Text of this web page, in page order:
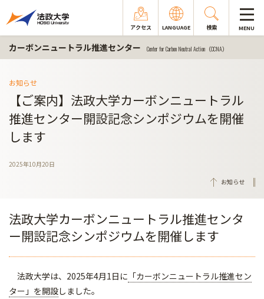
アクセス LANGUAGE 検索 MENU
カーボンニュートラル推進センター Center for Carbon Neutral Action（CCNA）
お知らせ
【ご案内】法政大学カーボンニュートラル
推進センター開設記念シンポジウムを開催
します
2025年10月20日
お知らせ
法政大学カーボンニュートラル推進センタ
ー開設記念シンポジウムを開催します
法政大学は、2025年4月1日に 「カーボンニュートラル推進セン
ター」を開設しました。